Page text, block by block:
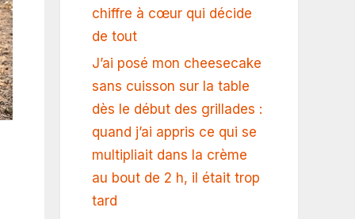
chiffre à cœur qui décide
de tout
J’ai posé mon cheesecake
sans cuisson sur la table
dès le début des grillades :
quand j’ai appris ce qui se
multipliait dans la crème
au bout de 2 h, il était trop
tard